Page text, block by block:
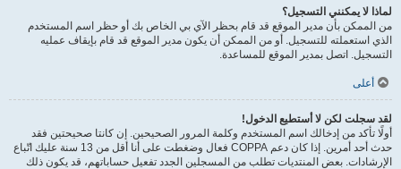
لماذا لا يمكنني التسجيل؟
من الممكن بأن مدير الموقع قد قام بحظر الآي بي الخاص بك أو حظر اسم المستخدم
الذي استعملته للتسجيل. أو من الممكن أن يكون مدير الموقع قد قام بإيقاف عمليه
التسجيل. اتصل بمدير الموقع للمساعدة.
أعلى
لقد سجلت لكن لا أستطيع الدخول!
أولًا تأكد من إدخالك اسم المستخدم وكلمة المرور الصحيحين. إن كانتا صحيحتين فقد
حدث أحد أمرين. إذا كان دعم COPPA فعال وضغطت على أنا أقل من 13 سنة عليك اتّباع
الإرشادات. بعض المنتديات تطلب من المسجلين الجدد تفعيل حساباتهم، قد يكون ذلك